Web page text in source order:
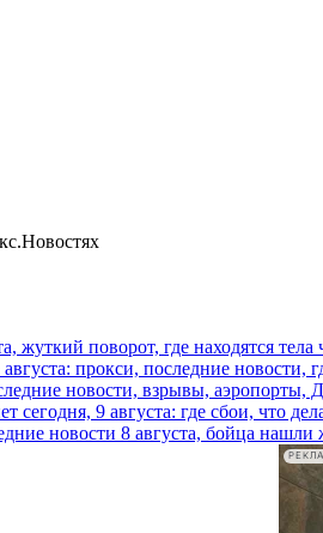
жуткий поворот, где находятся тела
прокси, последние новости,
новости, взрывы, аэропорты,
9 августа: где сбои, что
новости 8 августа, бойца